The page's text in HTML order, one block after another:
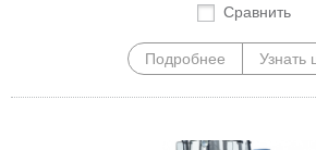
Сравнить
Подробнее Узнать